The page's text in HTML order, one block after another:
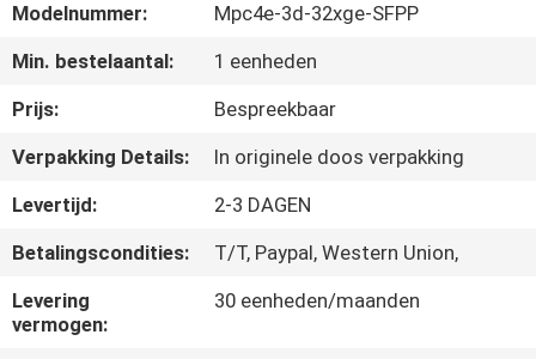
NEEM
CONTACT
MET
ONS
NIEUWS
Modelnummer:
Mpc4e-3d-32xge-SFPP
Min. bestelaantal:
1 eenheden
Prijs:
Bespreekbaar
Verpakking Details:
In originele doos verpakking
Levertijd:
2-3 DAGEN
Betalingscondities:
T/T, Paypal, Western Union,
Levering
vermogen:
30 eenheden/maanden